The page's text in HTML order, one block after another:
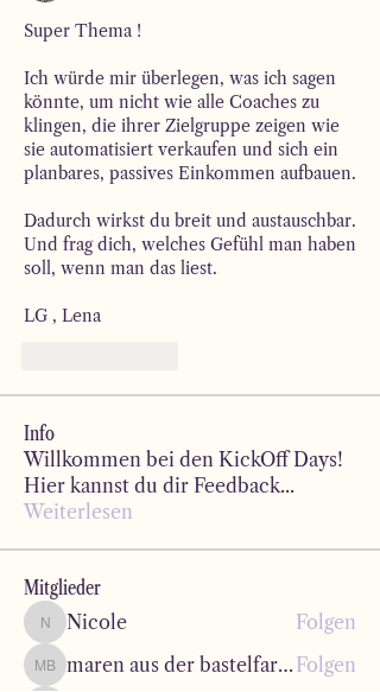
Super Thema !
Ich würde mir überlegen, was ich sagen
könnte, um nicht wie alle Coaches zu
klingen, die ihrer Zielgruppe zeigen wie
sie automatisiert verkaufen und sich ein
Dadurch wirkst du breit und austauschbar.
Und frag dich, welches Gefühl man haben
soll, wenn man das liest.
LG , Lena
Info
Willkommen bei den KickOff Days!
Hier kannst du dir Feedback...
Weiterlesen
Mitglieder
NicoleNicole Folgen
maren aus der bastelfarbstube maren aus der bastelfarbstube Folgen